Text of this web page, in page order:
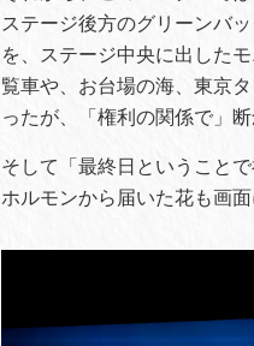
ステージ後方のグリーンバ
を、ステージ中央に出した
覧車や、お台場の海、東京
ったが、「権利の関係で」
そして「最終日ということ
ホルモンから届いた花も画面